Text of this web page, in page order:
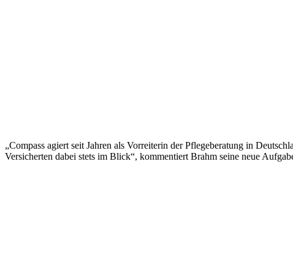
„Compass agiert seit Jahren als Vorreiterin der Pflegeberatung in
Versicherten dabei stets im Blick“, kommentiert Brahm seine neue